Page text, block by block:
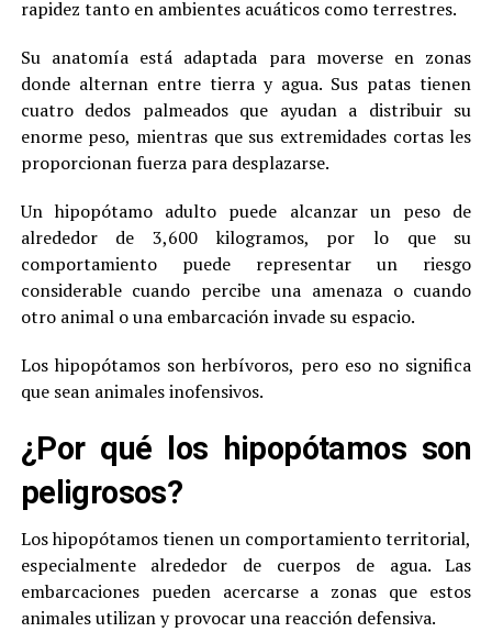
rapidez tanto en ambientes acuáticos como terrestres.
Su anatomía está adaptada para moverse en zonas
donde alternan entre tierra y agua. Sus patas tienen
cuatro dedos palmeados que ayudan a distribuir su
enorme peso, mientras que sus extremidades cortas les
proporcionan fuerza para desplazarse.
Un hipopótamo adulto puede alcanzar un peso de
alrededor de 3,600 kilogramos, por lo que su
comportamiento puede representar un riesgo
considerable cuando percibe una amenaza o cuando
otro animal o una embarcación invade su espacio.
Los hipopótamos son herbívoros, pero eso no significa
que sean animales inofensivos.
¿Por qué los hipopótamos son
peligrosos?
Los hipopótamos tienen un comportamiento territorial,
especialmente alrededor de cuerpos de agua. Las
embarcaciones pueden acercarse a zonas que estos
animales utilizan y provocar una reacción defensiva.